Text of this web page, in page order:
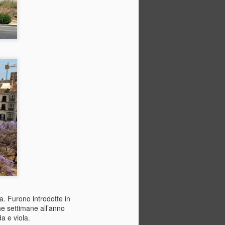
Furono introdotte in
settimane all’anno
e viola.
La settimana scorsa vi avevo
detto che l’estate stava prendendo
piede. Beh… questo fine
settimana è arrivata ufficialmente.
promozione “Follia di mezza
estate”.
Il solstizio d’estate è quasi
arrivato. Il giorno più lungo
dell’anno. La Festa del Papà. Il
calcio. Le feste in spiaggia di San
Juan, qui in Spagna.